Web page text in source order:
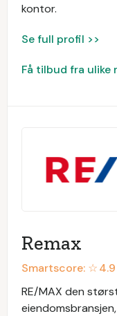
kontor.
Se full profil >>
Få tilbud fra ulike
Remax
Smartscore: ☆4.9
RE/MAX den